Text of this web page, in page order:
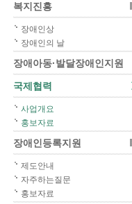
복지진흥
장애인상
장애인의 날
장애아동·발달장애인지원
국제협력
사업개요
홍보자료
장애인등록지원
제도안내
자주하는질문
홍보자료